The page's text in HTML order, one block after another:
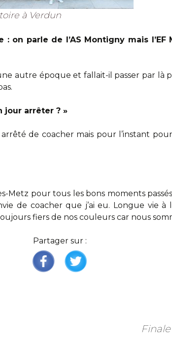
à Verdun
: on parle de l’AS Montigny mais
autre époque et fallait-il passer par
jour arrêter ? »
de coacher mais pour l’instant
Metz pour tous les bons moments
de coacher que j’ai eu. Longue vie à
fiers de nos couleurs car nous
Partager sur :